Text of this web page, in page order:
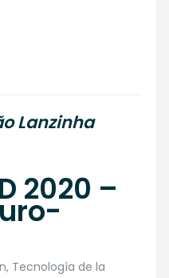
Lanzinha
2020 –
Tecnología de la